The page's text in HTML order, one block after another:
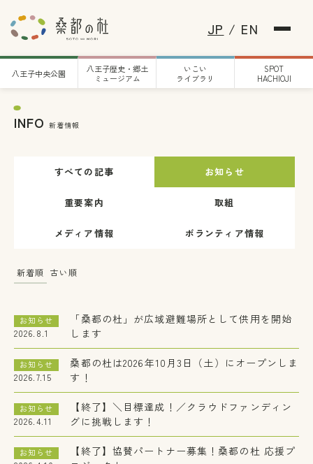
八王子中央公園
八王子歴史・郷土
ミュージアム
いこい
ライブラリ
SPOT
HACHIOJI
JP / EN
INFO 新着情報
すべての記事 お知らせ
重要案内 取組
メディア情報 ボランティア情報
新着順 古い順
2026.8.1
お知らせ
「桑都の杜」が広域避難場所として供用を開始
します
2026.7.15
お知らせ
桑都の杜は2026年10月3日（土）にオープンしま
す！
2026.4.11
お知らせ
【終了】＼目標達成！／クラウドファンディン
グに挑戦します！
お知らせ
【終了】協賛パートナー募集！桑都の杜 応援プ